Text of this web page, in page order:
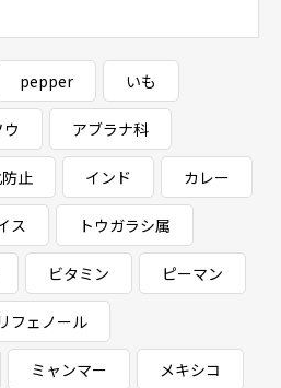
pepper いも
アブラナ科
止 インド カレー
ス トウガラシ属
ビタミン ピーマン
フェノール
ミャンマー メキシコ